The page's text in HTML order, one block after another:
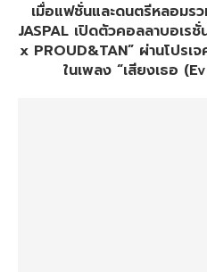
เมื่อแฟชั่นและดนตรีหลอมร
JASPAL เปิดตัวคอลลาบอเร
x PROUD&TAN” ผ่านโปร
ในเพลง “เสียงเธอ